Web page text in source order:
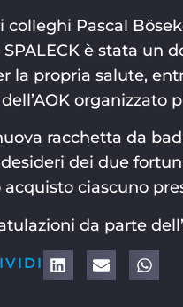
colleghi Pascal
SPALECK è stata un
la propria salute,
organizzato
racchetta da
dei due
acquisto ciascuno
da parte